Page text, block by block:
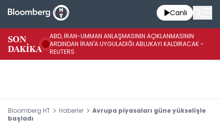
Canlı
SON
DAKİKA
ABD, İRAN-UMMAN ANLAŞMASININ AÇIKLANMASININ
ARDINDAN İRAN'A UYGULADIĞI ABLUKAYI KALDIRACAK -
REUTERS
Bloomberg HT Haberler
Avrupa piyasaları güne yükselişle
başladı